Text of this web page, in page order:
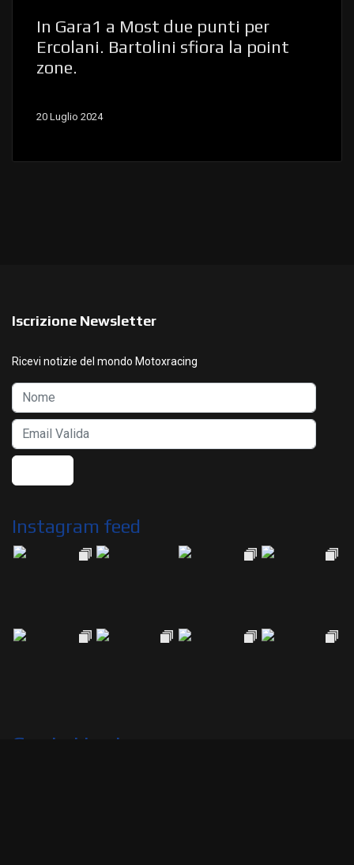
In Gara1 a Most due punti per
Ercolani. Bartolini sfiora la point
zone.
20 Luglio 2024
Iscrizione Newsletter
Ricevi notizie del mondo Motoxracing
Instagram feed
Contattaci